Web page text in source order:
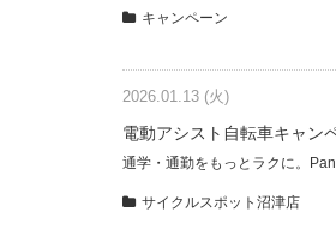
キャンペーン
2026.01.13 (火)
電動アシスト自転車キャン
通学・通勤をもっとラクに。
サイクルスポット沼津店